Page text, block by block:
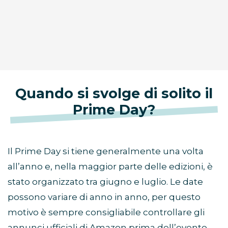
Quando si svolge di solito il
Prime Day?
Il Prime Day si tiene generalmente una volta
all’anno e, nella maggior parte delle edizioni, è
stato organizzato tra giugno e luglio. Le date
possono variare di anno in anno, per questo
motivo è sempre consigliabile controllare gli